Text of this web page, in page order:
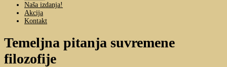
Naša izdanja!
Akcija
Kontakt
Temeljna pitanja suvremene
filozofije